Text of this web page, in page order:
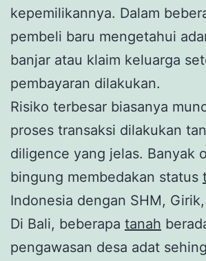
kepemilikannya. Dalam
pembeli baru mengetahui
banjar atau klaim keluarga
pembayaran dilakukan.
Risiko terbesar biasanya
proses transaksi dilakukan
diligence yang jelas. Banyak
bingung membedakan status
Indonesia dengan SHM,
Di Bali, beberapa tanah
pengawasan desa adat